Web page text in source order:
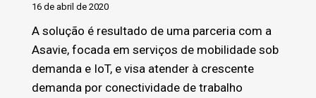
16 de abril de 2020
A solução é resultado de uma parceria com a
Asavie, focada em serviços de mobilidade sob
demanda e IoT, e visa atender à crescente
demanda por conectividade de trabalho